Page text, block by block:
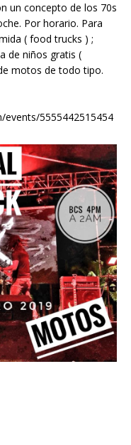
un concepto de los 70s
Por horario. Para
( food trucks ) ;
de niños gratis (
motos de todo tipo.
5555442515454